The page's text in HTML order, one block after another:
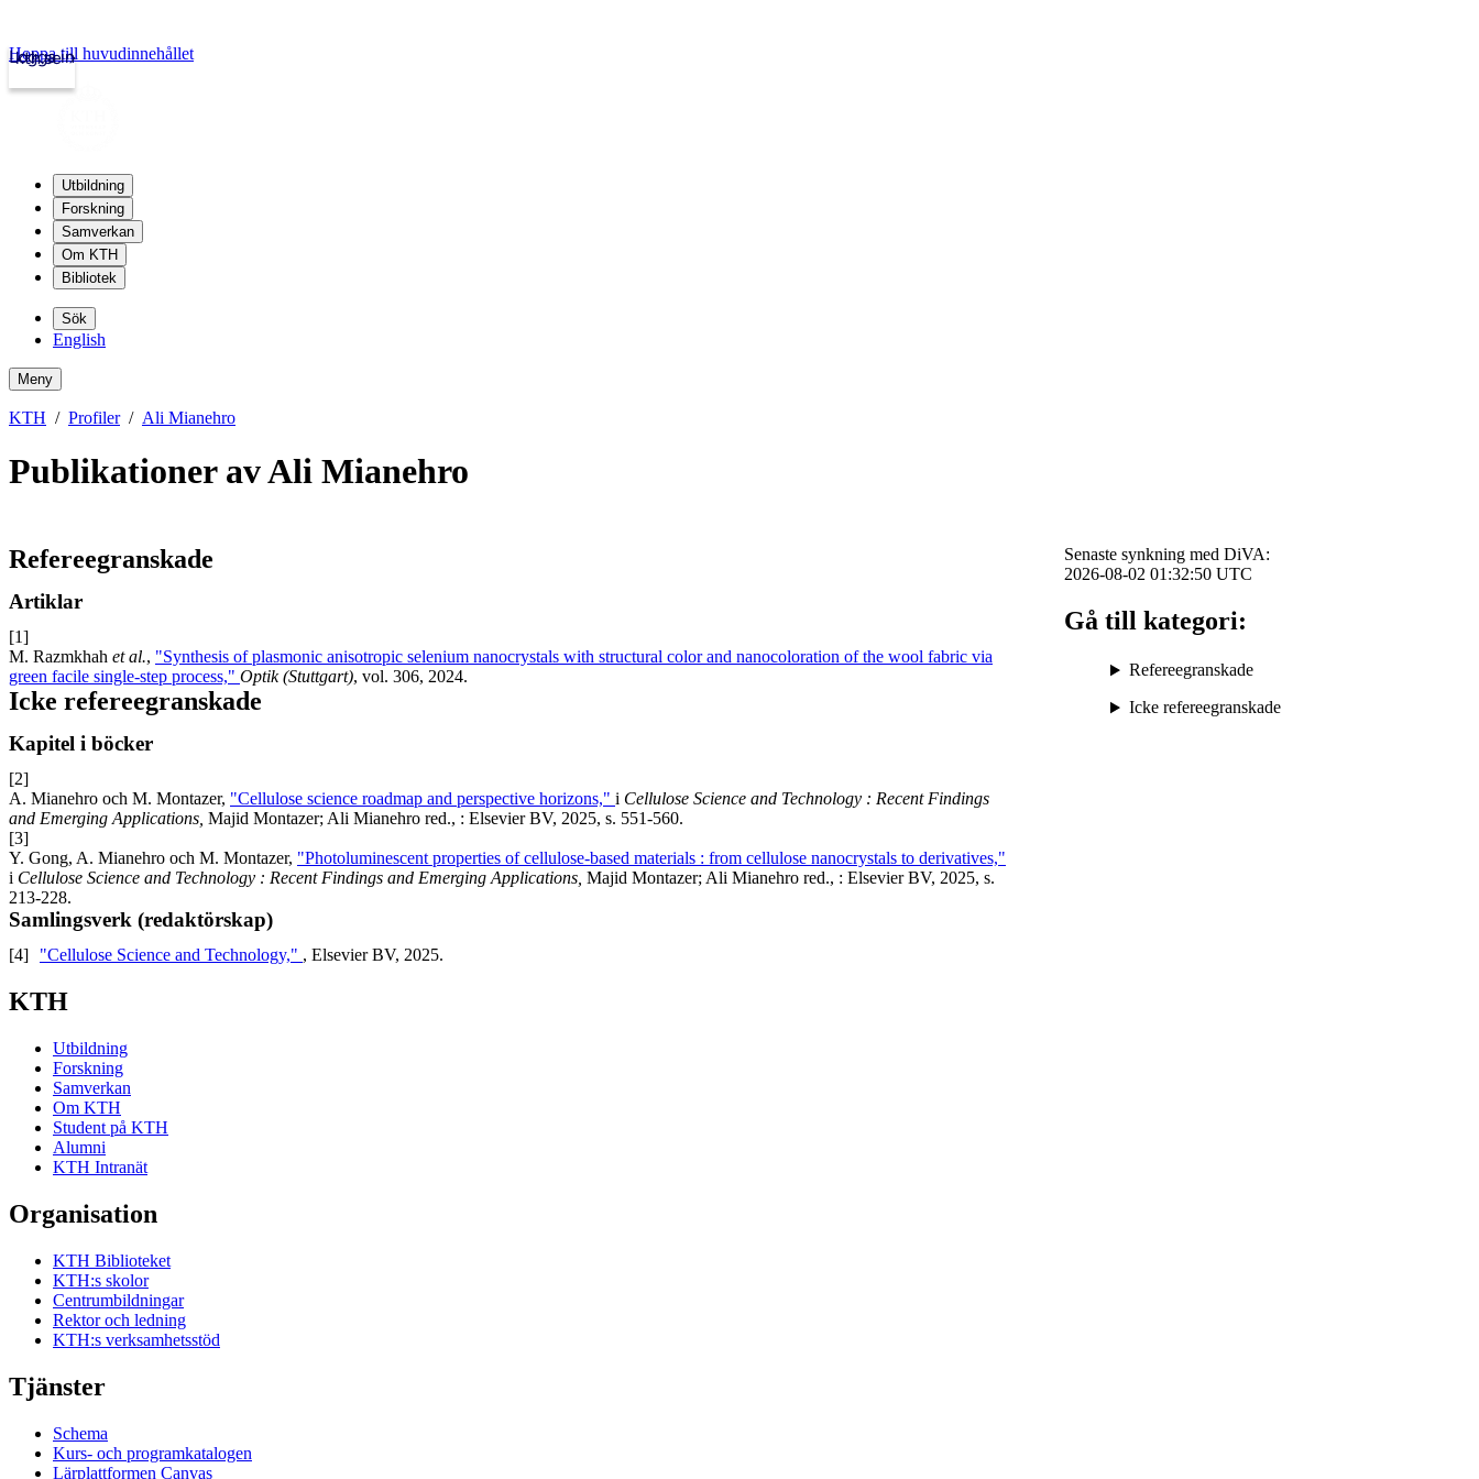
kth.se
Logga in
Hoppa till huvudinnehållet
Utbildning
Forskning
Samverkan
Om KTH
Bibliotek
Sök
English
Meny
KTH Profiler Ali Mianehro
Publikationer av Ali Mianehro
Refereegranskade
Artiklar
[1]
M. Razmkhah et al., "Synthesis of plasmonic anisotropic selenium nanocrystals with structural color and nanocoloration of the wool fabric via
green facile single-step process," Optik (Stuttgart), vol. 306, 2024.
Icke refereegranskade
Kapitel i böcker
[2]
A. Mianehro och M. Montazer, "Cellulose science roadmap and perspective horizons," i Cellulose Science and Technology : Recent Findings
and Emerging Applications, Majid Montazer; Ali Mianehro red., : Elsevier BV, 2025, s. 551-560.
[3]
Y. Gong, A. Mianehro och M. Montazer, "Photoluminescent properties of cellulose-based materials : from cellulose nanocrystals to derivatives,"
i Cellulose Science and Technology : Recent Findings and Emerging Applications, Majid Montazer; Ali Mianehro red., : Elsevier BV, 2025, s.
213-228.
Samlingsverk (redaktörskap)
[4] "Cellulose Science and Technology," , Elsevier BV, 2025.
Senaste synkning med DiVA:
2026-08-02 01:32:50 UTC
Gå till kategori:
Refereegranskade
Icke refereegranskade
KTH
Utbildning
Forskning
Samverkan
Om KTH
Student på KTH
Alumni
KTH Intranät
Organisation
KTH Biblioteket
KTH:s skolor
Centrumbildningar
Rektor och ledning
KTH:s verksamhetsstöd
Tjänster
Schema
Kurs- och programkatalogen
Lärplattformen Canvas